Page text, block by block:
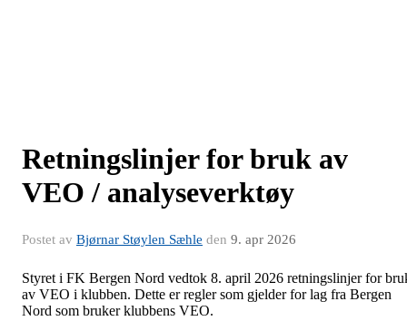
Retningslinjer for bruk av
VEO / analyseverktøy
Postet av Bjørnar Støylen Sæhle den 9. apr 2026
Styret i FK Bergen Nord vedtok 8. april 2026 retningslinjer for
av VEO i klubben. Dette er regler som gjelder for lag fra Bergen
Nord som bruker klubbens VEO.